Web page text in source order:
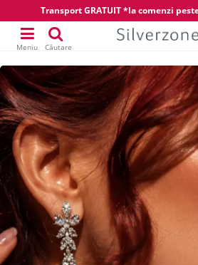
Transport GRATUIT *la comenzi
Meniu Căutare